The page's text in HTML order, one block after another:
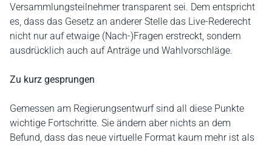
Versammlungsteilnehmer transparent sei. Dem entspricht
es, dass das Gesetz an anderer Stelle das Live-Rederecht
nicht nur auf etwaige (Nach-)Fragen erstreckt, sondern
ausdrücklich auch auf Anträge und Wahlvorschläge.
Zu kurz gesprungen
Gemessen am Regierungsentwurf sind all diese Punkte
wichtige Fortschritte. Sie ändern aber nichts an dem
Befund, dass das neue virtuelle Format kaum mehr ist als